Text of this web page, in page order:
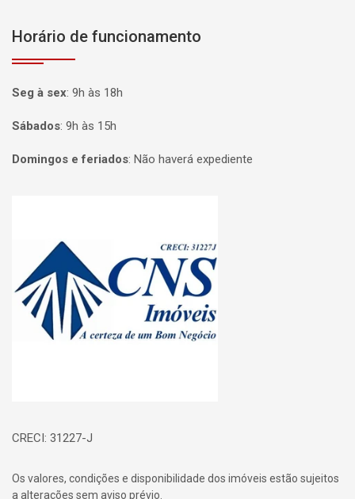
Horário de funcionamento
Seg à sex: 9h às 18h
Sábados: 9h às 15h
Domingos e feriados: Não haverá expediente
CRECI: 31227-J
Os valores, condições e disponibilidade dos imóveis estão sujeitos
a alterações sem aviso prévio.